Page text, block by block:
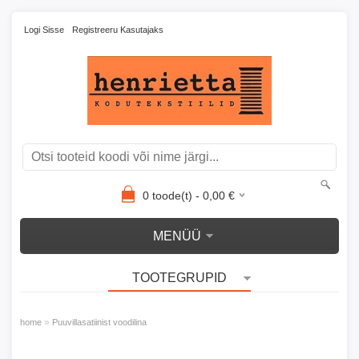
Logi Sisse Registreeru Kasutajaks
0toode(t) - 0,00€
MENÜÜ
TOOTEGRUPID
home » Puuvillasatiinist voodilina